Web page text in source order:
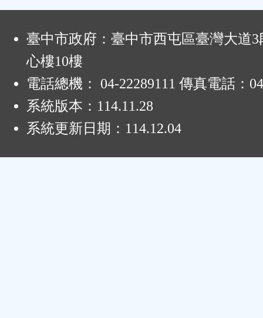
臺中市政府：臺中市西屯區臺灣大道3
心樓10樓
電話總機： 04-22289111 傳真電話：
系統版本： 114.11.28
系統更新日期： 114.12.04